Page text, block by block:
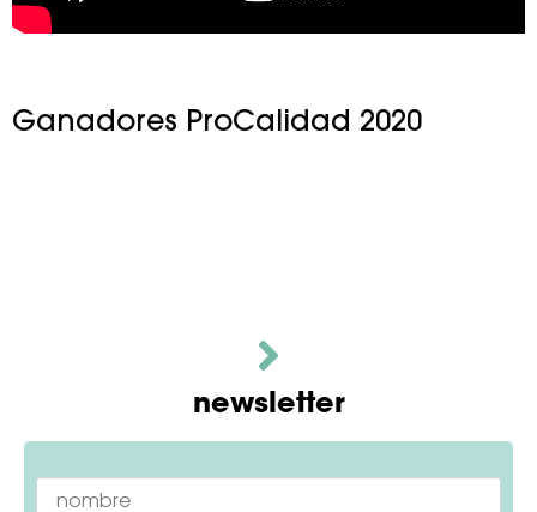
Ganadores ProCalidad 2020
newsletter